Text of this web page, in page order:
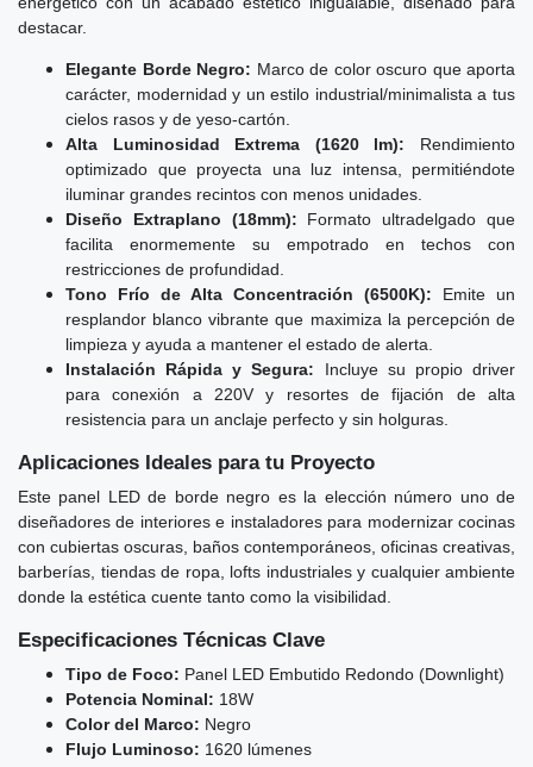
destacar.
Elegante Borde Negro: Marco de color oscuro que aporta
carácter, modernidad y un estilo industrial/minimalista a tus
cielos rasos y de yeso-cartón.
Alta Luminosidad Extrema (1620 lm): Rendimiento
optimizado que proyecta una luz intensa, permitiéndote
iluminar grandes recintos con menos unidades.
Diseño Extraplano (18mm): Formato ultradelgado que
facilita enormemente su empotrado en techos con
restricciones de profundidad.
Tono Frío de Alta Concentración (6500K): Emite un
resplandor blanco vibrante que maximiza la percepción de
limpieza y ayuda a mantener el estado de alerta.
Instalación Rápida y Segura: Incluye su propio driver
para conexión a 220V y resortes de fijación de alta
resistencia para un anclaje perfecto y sin holguras.
Aplicaciones Ideales para tu Proyecto
Este panel LED de borde negro es la elección número uno de
diseñadores de interiores e instaladores para modernizar cocinas
con cubiertas oscuras, baños contemporáneos, oficinas creativas,
barberías, tiendas de ropa, lofts industriales y cualquier ambiente
donde la estética cuente tanto como la visibilidad.
Especificaciones Técnicas Clave
Tipo de Foco: Panel LED Embutido Redondo (Downlight)
Potencia Nominal: 18W
Color del Marco: Negro
Flujo Luminoso: 1620 lúmenes